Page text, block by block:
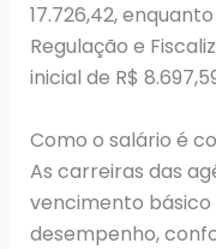
17.726,42,
Regulação e
inicial de R$
Como o salário é
As carreiras das
vencimento
desempenho,